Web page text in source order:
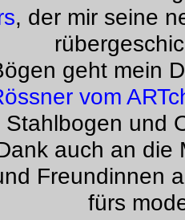
, der mir seine
geht mein
vom
Stahlbogen und
auch an die
Freundinnen
fürs